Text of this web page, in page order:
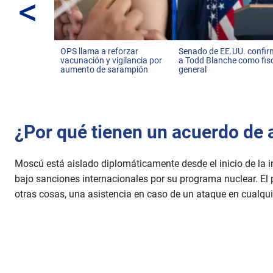
V
o
u
m
e
0
<
OPS llama a reforzar
vacunación y vigilancia por
aumento de sarampión
Senado de EE.UU.
a Todd Blanche como
general
¿Por qué tienen un acuerdo de
Moscú está aislado diplomáticamente desde el inicio de la
bajo sanciones internacionales por su programa nuclear.
otras cosas, una asistencia en caso de un ataque en